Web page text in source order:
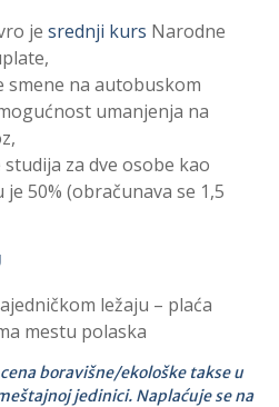
je srednji kurs Narodne
smene na autobuskom
umanjenja na
za dve osobe kao
50% (obračunava se 1,5
ležaju – plaća
mestu polaska
boravišne/ekološke takse u
jedinici. Naplaćuje se na